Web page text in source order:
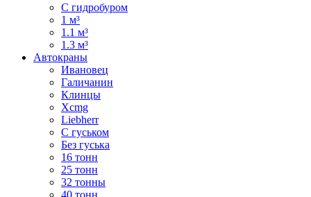
С гидробуром
1 м³
1.1 м³
1.3 м³
Автокраны
Ивановец
Галичанин
Клинцы
Xcmg
Liebherr
С гуськом
Без гуська
16 тонн
25 тонн
32 тонны
40 тонн